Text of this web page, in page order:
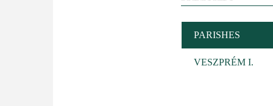
PARISHES
VESZPRÉM I.